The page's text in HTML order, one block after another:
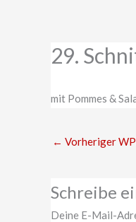
29.
mit Pommes &
← Vorheriger
Schreibe
Deine E-Mail-